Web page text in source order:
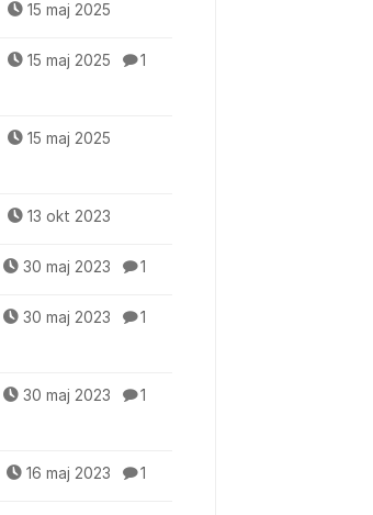
15 maj 2025
15 maj 2025 1
15 maj 2025
13 okt 2023
30 maj 2023 1
30 maj 2023 1
30 maj 2023 1
16 maj 2023 1